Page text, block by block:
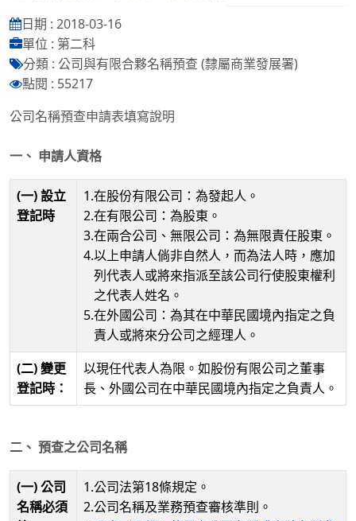
日期 : 2018-03-16
單位 : 第二科
分類 : 公司與有限合夥名稱預查 (隸屬商業發展署)
點閱 : 55217
公司名稱預查申請表填寫說明
一、 申請人資格
(一) 設立
登記時
1.在股份有限公司：為發起人。
2.在有限公司：為股東。
3.在兩合公司、無限公司：為無限責任股東。
4.以上申請人倘非自然人，而為法人時，應加
列代表人或將來指派至該公司行使股東權利
之代表人姓名。
5.在外國公司：為其在中華民國境內指定之負
責人或將來分公司之經理人。
(二) 變更
登記時：
以現任代表人為限。如股份有限公司之董事
長、外國公司在中華民國境內指定之負責人。
二、 預查之公司名稱
(一) 公司
名稱必須
1.公司法第18條規定。
2.公司名稱及業務預查審核準則。